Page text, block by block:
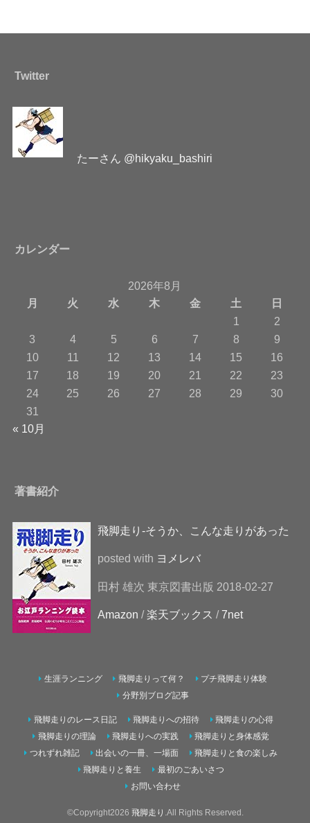
Twitter
たーさん @hikyaku_bashiri
カレンダー
2026年8月
月
火 水 木 金 土
日
1
2
3
4 5 6 7 8
9
10
11 12 13 14 15
16
17
18 19 20 21 22
23
24
25 26 27 28 29
30
31
« 10月
著書紹介
飛脚走り-そうか、こんな走りがあった
posted with ヨメレバ
田村 雄次 東京図書出版 2018-02-27
Amazon /楽天ブックス /7net
生涯ランニング 飛脚走りって何？
プチ飛脚走り体験
分野別ブログ記事
飛脚走りのレース日記 飛脚走りへの招待
飛脚走りの心得
飛脚走りの理論
飛脚走りへの実践
飛脚走りと身体感覚
つれずれ雑記
出会いの一冊、一場面
飛脚走りと食の楽しみ
飛脚走りと養生
最初のごあいさつ
お問い合わせ
©Copyright2026 飛脚走り .All Rights Reserved.